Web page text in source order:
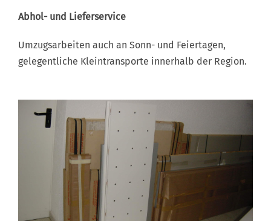
Abhol- und Lieferservice
Umzugsarbeiten auch an Sonn- und Feiertagen,
gelegentliche Kleintransporte innerhalb der Region.